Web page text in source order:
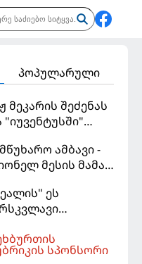
პოპულარული
მეკარის შეძენას
"იუვენტუსში"
ამბავი -
მესის მამა
ეს
ყოფილ
სპონსორი